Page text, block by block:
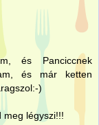
és Panciccnek
és már ketten
)
meg légyszi!!!